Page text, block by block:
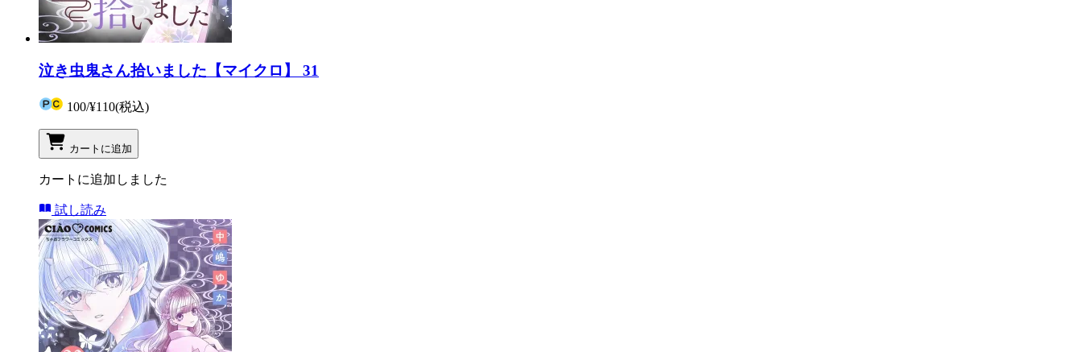
泣き虫鬼さん拾いました【マイクロ】 31
100/¥110(税込)
カートに追加
カートに追加しました
試し読み